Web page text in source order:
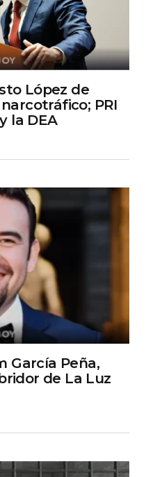
López de
PRI
la DEA
García Peña,
de La Luz